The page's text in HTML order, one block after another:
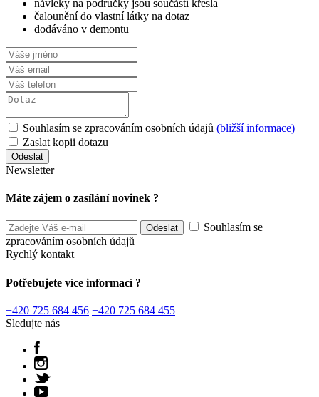
návleky na područky jsou součástí křesla
čalounění do vlastní látky na dotaz
dodáváno v demontu
Souhlasím se zpracováním osobních údajů (bližší informace)
Zaslat kopii dotazu
Newsletter
Máte zájem o zasílání novinek ?
Souhlasím se
zpracováním osobních údajů
Rychlý kontakt
Potřebujete více informací ?
+420 725 684 456 +420 725 684 455
Sledujte nás